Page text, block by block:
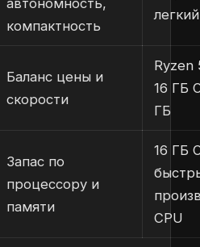
автономность,
компактность
Баланс цены и
скорости
Ryzen
16 ГБ
ГБ
Запас по
процессору и
памяти
16 ГБ
CPU